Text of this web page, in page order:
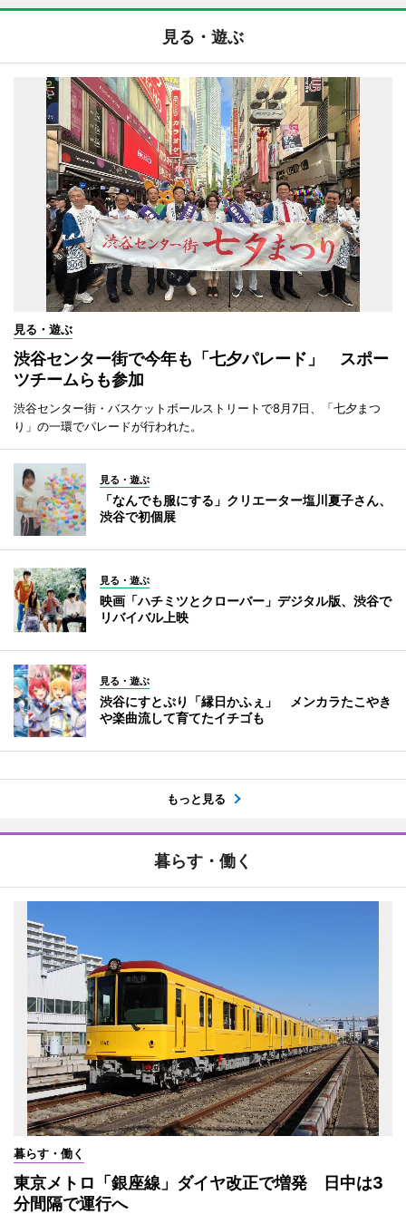
見る・遊ぶ
見る・遊ぶ
渋谷センター街で今年も「七夕パレード」 スポー
ツチームらも参加
渋谷センター街・バスケットボールストリートで8月7日、「七夕まつ
り」の一環でパレードが行われた。
見る・遊ぶ
「なんでも服にする」クリエーター塩川夏子さん、
渋谷で初個展
見る・遊ぶ
映画「ハチミツとクローバー」デジタル版、渋谷で
リバイバル上映
見る・遊ぶ
渋谷にすとぷり「縁日かふぇ」 メンカラたこやき
や楽曲流して育てたイチゴも
もっと見る
暮らす・働く
暮らす・働く
東京メトロ「銀座線」ダイヤ改正で増発 日中は3
分間隔で運行へ